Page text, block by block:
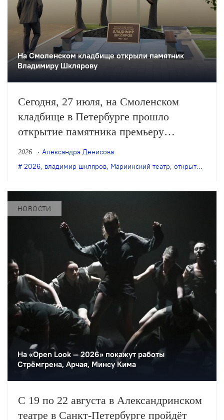
На Смоленском кладбище открыли памятник
Владимиру Шклярову
Сегодня, 27 июля, на Смоленском
кладбище в Петербурге прошло
открытие памятника премьеру
Мариинского театра Владимиру
Шклярову. Артист балета трагически
2026
Александра Денисова
2026, владимир шкляров, Мариинский театр, открытие памятника
НОВОСТИ
На «Open Look — 2026» покажут работы
Стрёмгрена, Арчая, Минсу Кима
С 19 по 22 августа в Александринском
театре в Санкт-Петербурге пройдёт